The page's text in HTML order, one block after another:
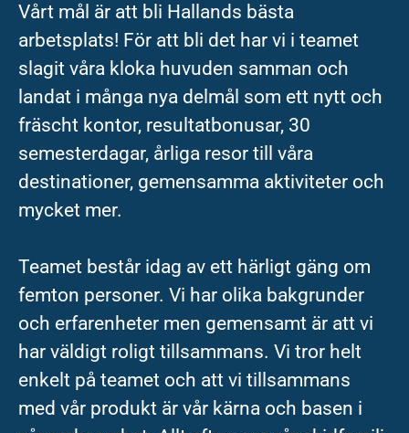
Vårt mål är att bli Hallands bästa
arbetsplats! För att bli det har vi i teamet
slagit våra kloka huvuden samman och
landat i många nya delmål som ett nytt och
fräscht kontor, resultatbonusar, 30
semesterdagar, årliga resor till våra
destinationer, gemensamma aktiviteter och
mycket mer.
Teamet består idag av ett härligt gäng om
femton personer. Vi har olika bakgrunder
och erfarenheter men gemensamt är att vi
har väldigt roligt tillsammans. Vi tror helt
enkelt på teamet och att vi tillsammans
med vår produkt är vår kärna och basen i